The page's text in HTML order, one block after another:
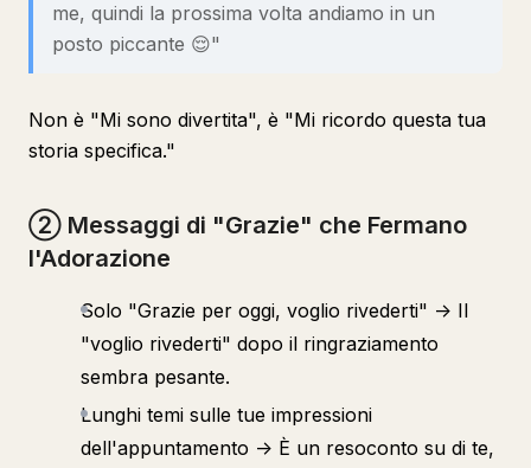
me, quindi la prossima volta andiamo in un
posto piccante 😌"
Non è "Mi sono divertita", è "Mi ricordo questa tua
storia specifica."
② Messaggi di "Grazie" che Fermano
l'Adorazione
Solo "Grazie per oggi, voglio rivederti" -> Il
"voglio rivederti" dopo il ringraziamento
sembra pesante.
Lunghi temi sulle tue impressioni
dell'appuntamento -> È un resoconto su di te,